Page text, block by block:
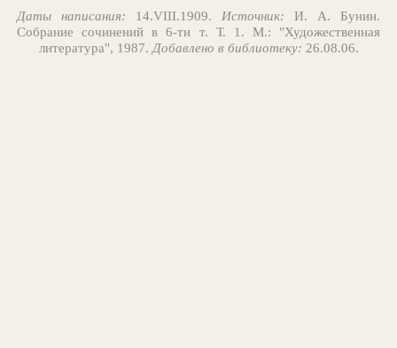
Даты написания: 14.VIII.1909. Источник: И. А. Бунин.
Собрание сочинений в 6-ти т. Т. 1. М.: "Художественная
литература", 1987. Добавлено в библиотеку: 26.08.06.